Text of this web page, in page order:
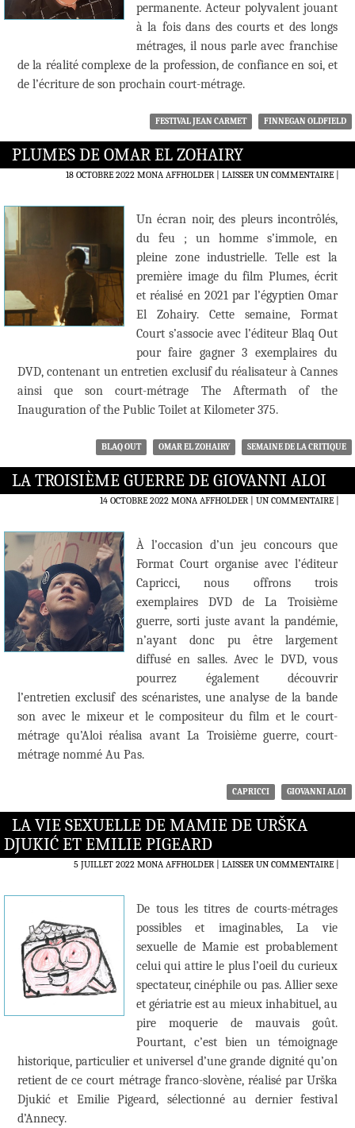
permanente. Acteur polyvalent jouant
à la fois dans des courts et des longs
métrages, il nous parle avec franchise
de la réalité complexe de la profession, de confiance en soi, et
de l’écriture de son prochain court-métrage.
FESTIVAL JEAN CARMET FINNEGAN OLDFIELD
PLUMES DE OMAR EL ZOHAIRY
18 OCTOBRE 2022 MONA AFFHOLDER LAISSER UN COMMENTAIRE|
Un écran noir, des pleurs incontrôlés,
du feu ; un homme s’immole, en
pleine zone industrielle. Telle est la
première image du film Plumes, écrit
et réalisé en 2021 par l’égyptien Omar
El Zohairy. Cette semaine, Format
Court s’associe avec l’éditeur Blaq Out
pour faire gagner 3 exemplaires du
DVD, contenant un entretien exclusif du réalisateur à Cannes
ainsi que son court-métrage The Aftermath of the
Inauguration of the Public Toilet at Kilometer 375.
BLAQ OUT OMAR EL ZOHAIRY SEMAINE DE LA CRITIQUE
LA TROISIÈME GUERRE DE GIOVANNI ALOI
14 OCTOBRE 2022 MONA AFFHOLDER UN COMMENTAIRE|
À l’occasion d’un jeu concours que
Format Court organise avec l’éditeur
Capricci, nous offrons trois
exemplaires DVD de La Troisième
guerre, sorti juste avant la pandémie,
n’ayant donc pu être largement
diffusé en salles. Avec le DVD, vous
pourrez également découvrir
l’entretien exclusif des scénaristes, une analyse de la bande
son avec le mixeur et le compositeur du film et le court-
métrage qu’Aloi réalisa avant La Troisième guerre, court-
métrage nommé Au Pas.
CAPRICCI GIOVANNI ALOI
LA VIE SEXUELLE DE MAMIE DE URŠKA
DJUKIĆ ET EMILIE PIGEARD
5 JUILLET 2022 MONA AFFHOLDER LAISSER UN COMMENTAIRE|
De tous les titres de courts-métrages
possibles et imaginables, La vie
sexuelle de Mamie est probablement
celui qui attire le plus l’oeil du curieux
spectateur, cinéphile ou pas. Allier sexe
et gériatrie est au mieux inhabituel, au
pire moquerie de mauvais goût.
Pourtant, c’est bien un témoignage
historique, particulier et universel d’une grande dignité qu’on
retient de ce court métrage franco-slovène, réalisé par Urška
Djukić et Emilie Pigeard, sélectionné au dernier festival
d’Annecy.